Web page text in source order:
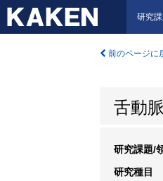
研究
前のページに
舌動
研究課題/
研究種目